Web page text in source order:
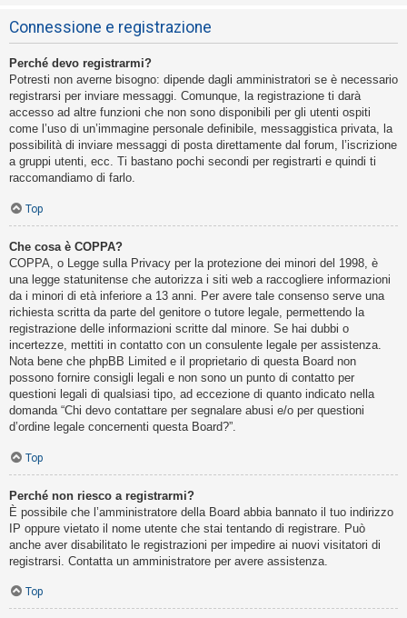
Connessione e registrazione
Perché devo registrarmi?
Potresti non averne bisogno: dipende dagli amministratori se è necessario
registrarsi per inviare messaggi. Comunque, la registrazione ti darà
accesso ad altre funzioni che non sono disponibili per gli utenti ospiti
come l’uso di un’immagine personale definibile, messaggistica privata, la
possibilità di inviare messaggi di posta direttamente dal forum, l’iscrizione
a gruppi utenti, ecc. Ti bastano pochi secondi per registrarti e quindi ti
raccomandiamo di farlo.
Top
Che cosa è COPPA?
COPPA, o Legge sulla Privacy per la protezione dei minori del 1998, è
una legge statunitense che autorizza i siti web a raccogliere informazioni
da i minori di età inferiore a 13 anni. Per avere tale consenso serve una
richiesta scritta da parte del genitore o tutore legale, permettendo la
registrazione delle informazioni scritte dal minore. Se hai dubbi o
incertezze, mettiti in contatto con un consulente legale per assistenza.
Nota bene che phpBB Limited e il proprietario di questa Board non
possono fornire consigli legali e non sono un punto di contatto per
questioni legali di qualsiasi tipo, ad eccezione di quanto indicato nella
domanda “Chi devo contattare per segnalare abusi e/o per questioni
d’ordine legale concernenti questa Board?”.
Top
Perché non riesco a registrarmi?
È possibile che l’amministratore della Board abbia bannato il tuo indirizzo
IP oppure vietato il nome utente che stai tentando di registrare. Può
anche aver disabilitato le registrazioni per impedire ai nuovi visitatori di
registrarsi. Contatta un amministratore per avere assistenza.
Top